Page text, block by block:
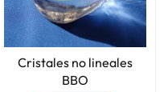
Cristales no lineales
BBO